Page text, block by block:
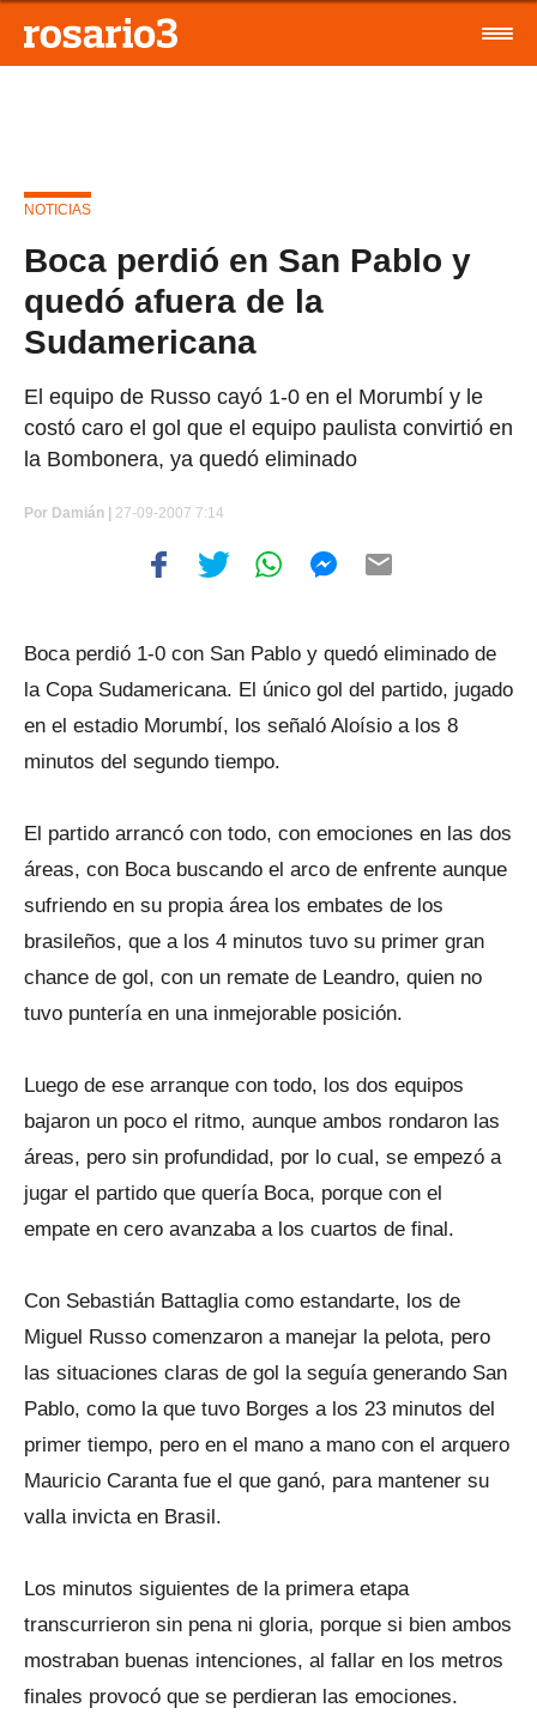
NOTICIAS
Boca perdió en San Pablo y
quedó afuera de la
Sudamericana
El equipo de Russo cayó 1-0 en el Morumbí y le
costó caro el gol que el equipo paulista convirtió en
la Bombonera, ya quedó eliminado
Por Damián | 27-09-2007 7:14
Boca perdió 1-0 con San Pablo y quedó eliminado de
la Copa Sudamericana. El único gol del partido, jugado
en el estadio Morumbí, los señaló Aloísio a los 8
minutos del segundo tiempo.
El partido arrancó con todo, con emociones en las dos
áreas, con Boca buscando el arco de enfrente aunque
sufriendo en su propia área los embates de los
brasileños, que a los 4 minutos tuvo su primer gran
chance de gol, con un remate de Leandro, quien no
tuvo puntería en una inmejorable posición.
Luego de ese arranque con todo, los dos equipos
bajaron un poco el ritmo, aunque ambos rondaron las
áreas, pero sin profundidad, por lo cual, se empezó a
jugar el partido que quería Boca, porque con el
empate en cero avanzaba a los cuartos de final.
Con Sebastián Battaglia como estandarte, los de
Miguel Russo comenzaron a manejar la pelota, pero
las situaciones claras de gol la seguía generando San
Pablo, como la que tuvo Borges a los 23 minutos del
primer tiempo, pero en el mano a mano con el arquero
Mauricio Caranta fue el que ganó, para mantener su
valla invicta en Brasil.
Los minutos siguientes de la primera etapa
transcurrieron sin pena ni gloria, porque si bien ambos
mostraban buenas intenciones, al fallar en los metros
finales provocó que se perdieran las emociones.